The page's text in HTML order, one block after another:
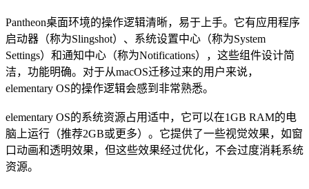
Pantheon桌面环境的操作逻辑清晰，易于上手。它有应用程序
启动器（称为Slingshot）、系统设置中心（称为System
Settings）和通知中心（称为Notifications），这些组件设计简
洁，功能明确。对于从macOS迁移过来的用户来说，
elementary OS的操作逻辑会感到非常熟悉。
elementary OS的系统资源占用适中，它可以在1GB RAM的电
脑上运行（推荐2GB或更多）。它提供了一些视觉效果，如窗
口动画和透明效果，但这些效果经过优化，不会过度消耗系统
资源。